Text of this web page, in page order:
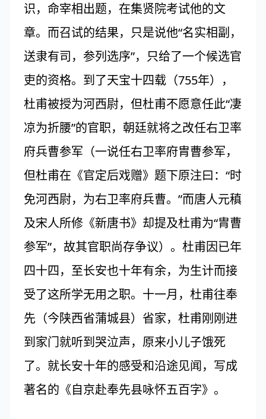
识，命宰相出题，在集贤院考试他的文
章。而召试的结果，只是说他“名实相副，
送隶有司，参列选序”，只给了一个候选官
吏的资格。到了天宝十四载（755年），
杜甫被授为河西尉，但杜甫不愿意任此“凄
凉为折腰”的官职，朝廷就将之改任右卫率
府兵曹参军（一说任右卫率府胄曹参军，
但杜甫在《官定后戏赠》题下原注曰：“时
免河西尉，为右卫率府兵曹。”而唐人元稹
及宋人所修《新唐书》却提及杜甫为“胄曹
参军”，故其官职尚存争议）。杜甫因已年
四十四，至长安也十年有余，为生计而接
受了这所学无用之职。十一月，杜甫往奉
先（今陕西省蒲城县）省家，杜甫刚刚进
到家门就听到哭泣声，原来小儿子饿死
了。就长安十年的感受和沿途见闻，写成
著名的《自京赴奉先县咏怀五百字》。